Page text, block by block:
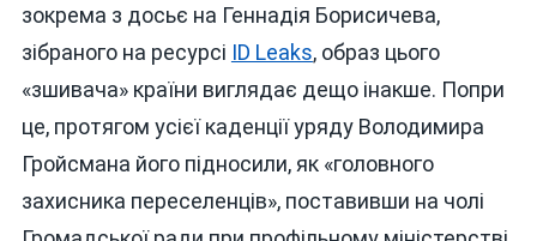
зокрема з досьє на Геннадія Борисичева,
зібраного на ресурсі ID Leaks, образ цього
«зшивача» країни виглядає дещо інакше. Попри
це, протягом усієї каденції уряду Володимира
Гройсмана його підносили, як «головного
захисника переселенців», поставивши на чолі